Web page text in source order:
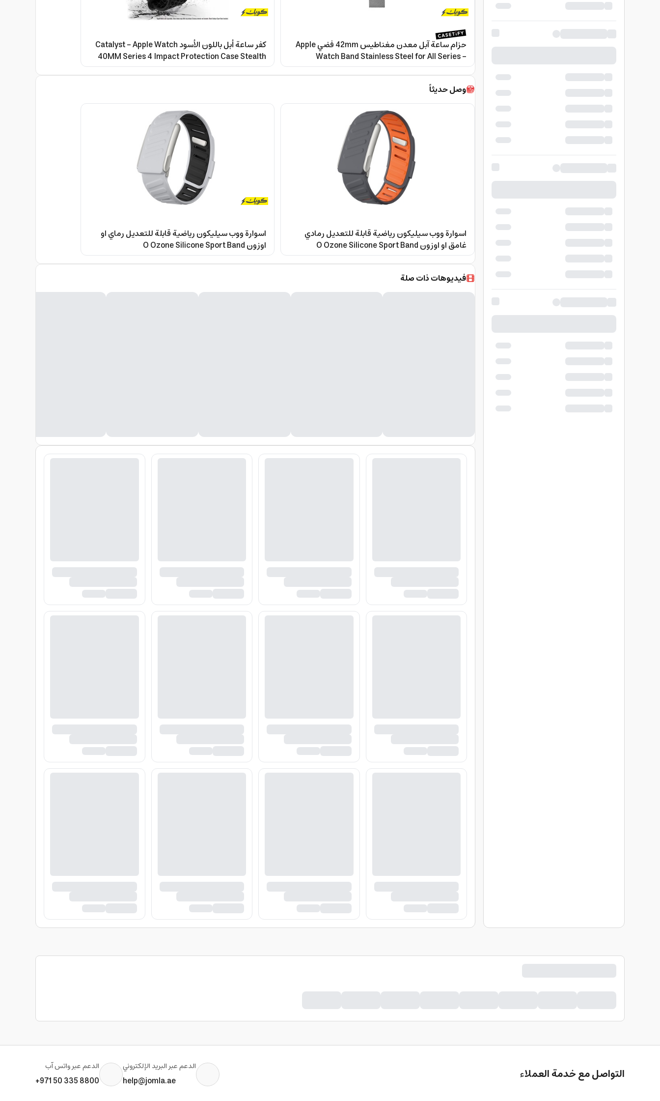
حزام ساعة آبل معدن مغناطيس 42mm فضي Apple
Watch Band Stainless Steel for All Series -
CASETIFY
كفر ساعة أبل باللون الأسود Catalyst - Apple Watch
40MM Series 4 Impact Protection Case Stealth
Black
وصل حديثاً
اسوارة ووب سيليكون رياضية قابلة للتعديل رمادي
غامق او اوزون O Ozone Silicone Sport Band
اسوارة ووب سيليكون رياضية قابلة للتعديل رماي او
اوزون O Ozone Silicone Sport Band
فيديوهات ذات صلة
التواصل مع خدمة العملاء الدعم عبر البريد الإلكتروني
help@jomla.ae
الدعم عبر واتس آب
+971 50 335 8800